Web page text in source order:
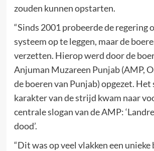
zouden kunnen opstarten.
“Sinds 2001 probeerde de regering
systeem op te leggen, maar de
verzetten. Hierop werd door de
Anjuman Muzareen Punjab (AMP,
de boeren van Punjab) opgezet. Het
karakter van de strijd kwam naar
centrale slogan van de AMP:
dood’.
“Dit was op veel vlakken een